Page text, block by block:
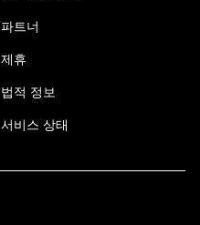
파트너
제휴
법적 정보
서비스 상태